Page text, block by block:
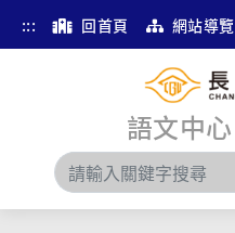
::: 回首頁 網站導覽
語文中心